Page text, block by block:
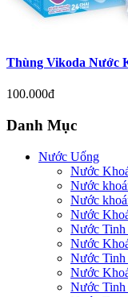
Thùng Vikoda Nước
100.000đ
Danh Mục
Nước Uống
Nước
Nước
Nước
Nước
Nước
Nước
Nước
Nước
Nước